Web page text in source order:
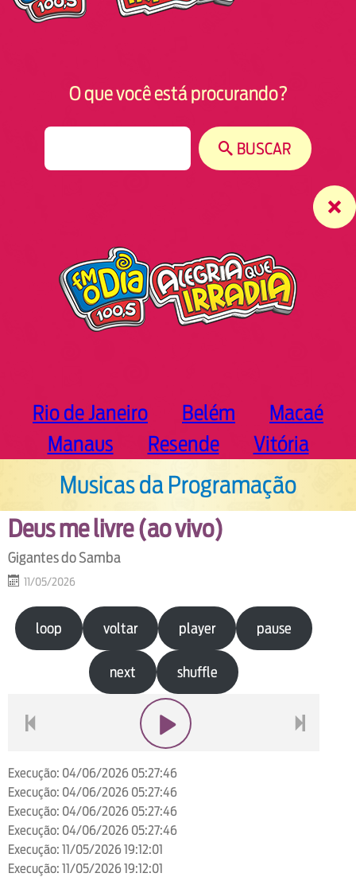
O que você está procurando?
BUSCAR
Rio de Janeiro Belém
Macaé
Manaus
Resende Vitória
Musicas da Programação
Deus me livre (ao vivo)
Gigantes do Samba
11/05/2026
loop voltar player pause
next shuffle
Execução: 04/06/2026 05:27:46
Execução: 04/06/2026 05:27:46
Execução: 04/06/2026 05:27:46
Execução: 04/06/2026 05:27:46
Execução: 11/05/2026 19:12:01
Execução: 11/05/2026 19:12:01